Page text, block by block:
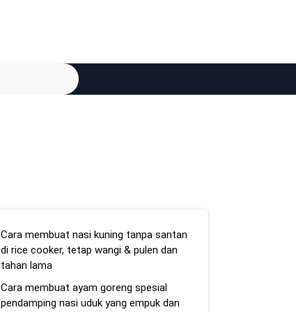
Cara membuat nasi kuning tanpa santan
di rice cooker, tetap wangi & pulen dan
tahan lama
Cara membuat ayam goreng spesial
pendamping nasi uduk yang empuk dan